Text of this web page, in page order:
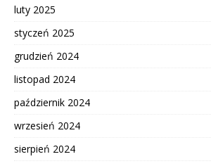
luty 2025
styczeń 2025
grudzień 2024
listopad 2024
październik 2024
wrzesień 2024
sierpień 2024